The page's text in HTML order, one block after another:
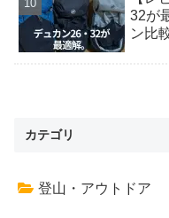
32が
ン比
カテゴリ
登山・アウトドア